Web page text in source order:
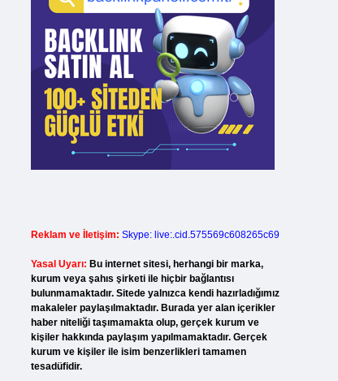
Reklam ve İletişim: Skype: live:.cid.575569c608265c69
Yasal Uyarı: Bu internet sitesi, herhangi bir marka,
kurum veya şahıs şirketi ile hiçbir bağlantısı
bulunmamaktadır. Sitede yalnızca kendi hazırladığımız
makaleler paylaşılmaktadır. Burada yer alan içerikler
haber niteliği taşımamakta olup, gerçek kurum ve
kişiler hakkında paylaşım yapılmamaktadır. Gerçek
kurum ve kişiler ile isim benzerlikleri tamamen
tesadüfidir.